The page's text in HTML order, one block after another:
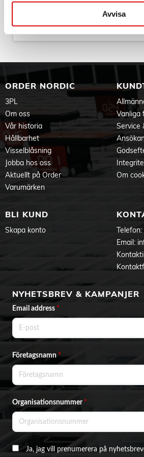
Avvisa
Tillv. art. nr:
ORDER NORDIC
3PL
Om oss
Vår historia
Hållbarhet
Visselblåsning
Jobba hos oss
Aktuellt på Order
Varumärken
Vanliga
Service
Om
BLI KUND
Skapa konto Telefon:
Email:
NYHETSBREV & KAMPANJER
Email address *
Företagsnamn*
Organisationsnummer *
Ja, jag vill prenumerera på